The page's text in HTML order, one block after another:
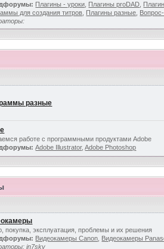
Плагины - уроки Плагины proDAD
для создания титров Плагины разные
разные
работе с программными продуктами Adobe
Adobe Illustrator,Adobe Photoshop
покупка, эксплуатация, проблемы и их решения
Видеокамеры Canon Видеокамеры
in7sky